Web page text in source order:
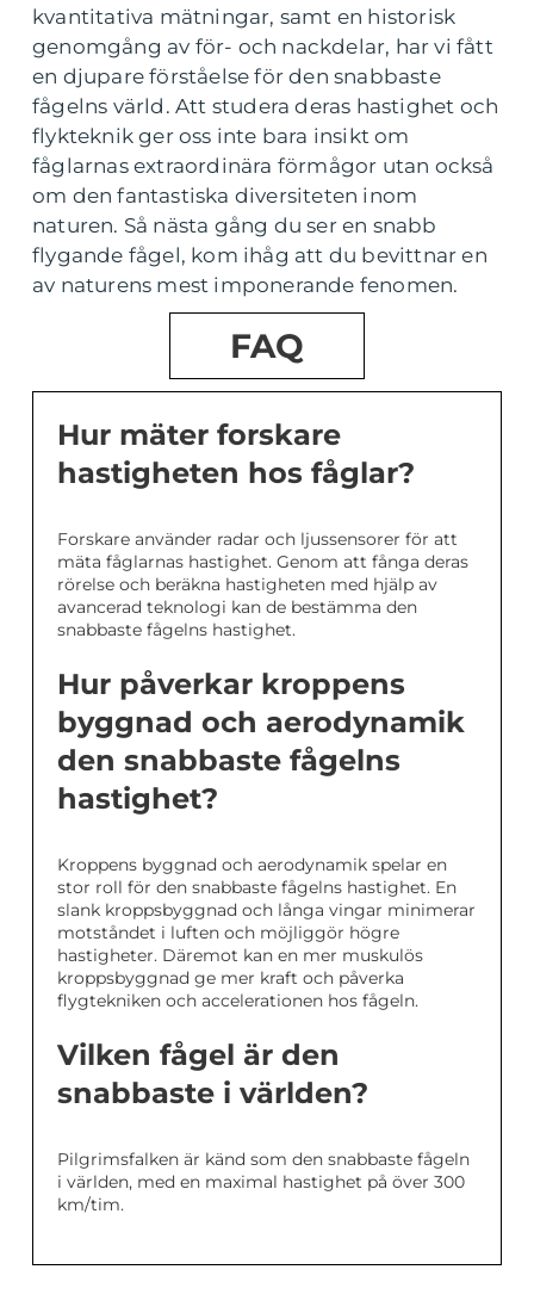
kvantitativa mätningar, samt en historisk
genomgång av för- och nackdelar, har vi fått
en djupare förståelse för den snabbaste
fågelns värld. Att studera deras hastighet och
flykteknik ger oss inte bara insikt om
fåglarnas extraordinära förmågor utan också
om den fantastiska diversiteten inom
naturen. Så nästa gång du ser en snabb
flygande fågel, kom ihåg att du bevittnar en
av naturens mest imponerande fenomen.
FAQ
Hur mäter forskare
hastigheten hos fåglar?
Forskare använder radar och ljussensorer för att
mäta fåglarnas hastighet. Genom att fånga deras
rörelse och beräkna hastigheten med hjälp av
avancerad teknologi kan de bestämma den
snabbaste fågelns hastighet.
Hur påverkar kroppens
byggnad och aerodynamik
den snabbaste fågelns
hastighet?
Kroppens byggnad och aerodynamik spelar en
stor roll för den snabbaste fågelns hastighet. En
slank kroppsbyggnad och långa vingar minimerar
motståndet i luften och möjliggör högre
hastigheter. Däremot kan en mer muskulös
kroppsbyggnad ge mer kraft och påverka
flygtekniken och accelerationen hos fågeln.
Vilken fågel är den
snabbaste i världen?
Pilgrimsfalken är känd som den snabbaste fågeln
i världen, med en maximal hastighet på över 300
km/tim.